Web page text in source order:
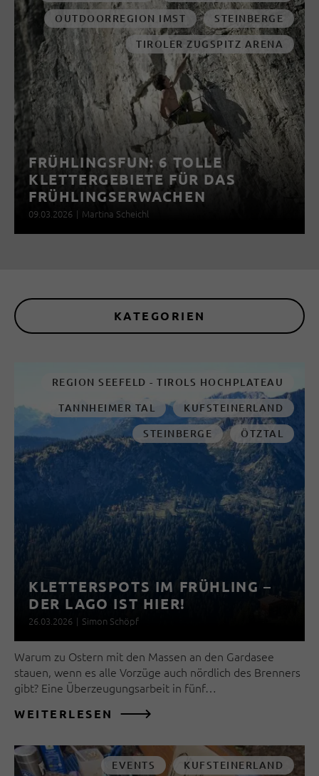
OUTDOORREGION IMST
STEINBERGE
TIROLER ZUGSPITZ ARENA
FRÜHLINGSFUN: 6 TOLLE
KLETTERGEBIETE FÜR DAS
FRÜHLINGSERWACHEN
09.03.2026 | Martina Scheichl
KATEGORIEN
REGION SEEFELD - TIROLS HOCHPLATEAU
TANNHEIMER TAL
KUFSTEINERLAND
STEINBERGE
ÖTZTAL
KLETTERSPOTS IM FRÜHLING –
DER LAGO IST HIER!
26.03.2026 | Simon Schöpf
Warum zu Ostern mit den Massen an den Gardasee
stauen, wenn es alle Vorzüge auch nördlich des Brenners
gibt? Eine Überzeugungsarbeit in fünf…
WEITERLESEN
EVENTS
KUFSTEINERLAND